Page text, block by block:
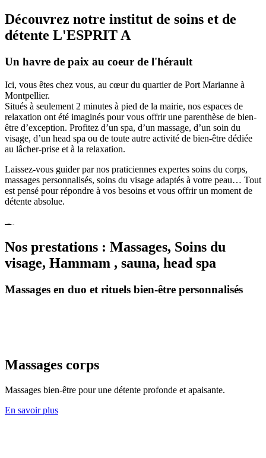
Découvrez notre institut de soins et de
détente L'ESPRIT A
Un havre de paix au coeur de l'hérault
Ici, vous êtes chez vous, au cœur du quartier de Port Marianne à
Montpellier.
Situés à seulement 2 minutes à pied de la mairie, nos espaces de
relaxation ont été imaginés pour vous offrir une parenthèse de bien-
être d’exception. Profitez d’un spa, d’un massage, d’un soin du
visage, d’un head spa ou de toute autre activité de bien-être dédiée
au lâcher-prise et à la relaxation.
Laissez-vous guider par nos praticiennes expertes soins du corps,
massages personnalisés, soins du visage adaptés à votre peau… Tout
est pensé pour répondre à vos besoins et vous offrir un moment de
détente absolue.
Nos prestations : Massages, Soins du
visage, Hammam , sauna, head spa
Massages en duo et rituels bien-être personnalisés
Massages corps
Massages bien-être pour une détente profonde et apaisante.
En savoir plus